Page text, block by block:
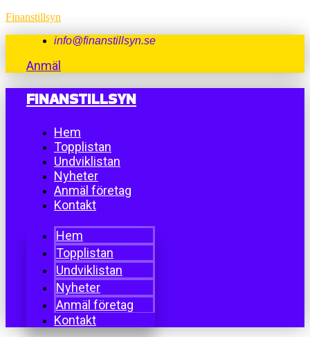
Finanstillsyn
info@finanstillsyn.se
Anmäl
FINANSTILLSYN
Hem
Topplistan
Undviklistan
Nyheter
Anmäl företag
Kontakt
Hem
Topplistan
Undviklistan
Nyheter
Anmäl företag
Kontakt